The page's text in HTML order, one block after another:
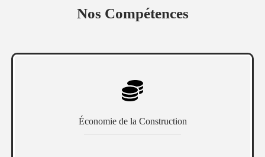
Nos Compétences
Économie de la Construction